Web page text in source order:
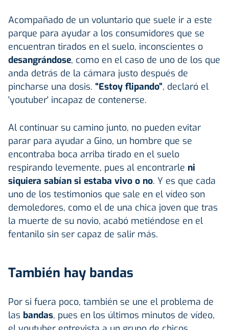
Acompañado de un voluntario que suele ir a este
parque para ayudar a los consumidores que se
encuentran tirados en el suelo, inconscientes o
desangrándose, como en el caso de uno de los que
anda detrás de la cámara justo después de
pincharse una dosis. “Estoy flipando”, declaró el
'youtuber' incapaz de contenerse.
Al continuar su camino junto, no pueden evitar
parar para ayudar a Gino, un hombre que se
encontraba boca arriba tirado en el suelo
respirando levemente, pues al encontrarle ni
siquiera sabían si estaba vivo o no. Y es que cada
uno de los testimonios que sale en el vídeo son
demoledores, como el de una chica joven que tras
la muerte de su novio, acabó metiéndose en el
fentanilo sin ser capaz de salir más.
También hay bandas
Por si fuera poco, también se une el problema de
las bandas, pues en los últimos minutos de vídeo,